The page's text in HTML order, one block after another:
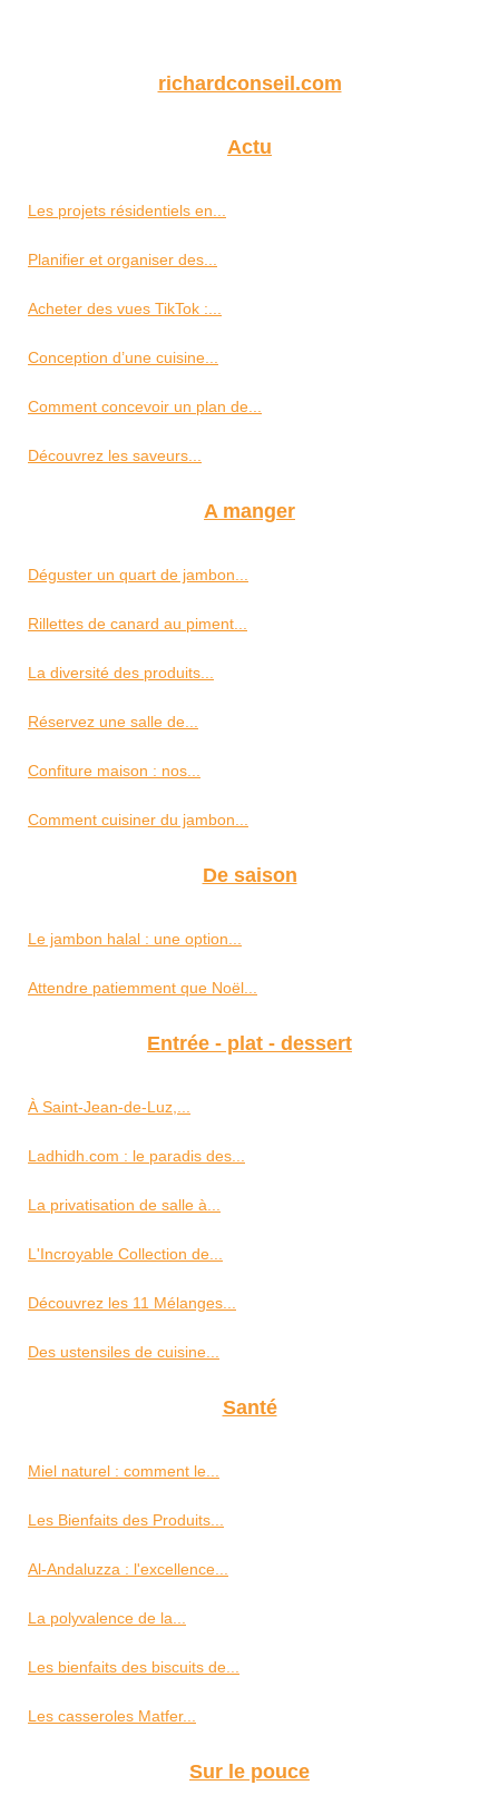
richardconseil.com
Actu
Les projets résidentiels en...
Planifier et organiser des...
Acheter des vues TikTok :...
Conception d’une cuisine...
Comment concevoir un plan de...
Découvrez les saveurs...
A manger
Déguster un quart de jambon...
Rillettes de canard au piment...
La diversité des produits...
Réservez une salle de...
Confiture maison : nos...
Comment cuisiner du jambon...
De saison
Le jambon halal : une option...
Attendre patiemment que Noël...
Entrée - plat - dessert
À Saint‑Jean‑de‑Luz,...
Ladhidh.com : le paradis des...
La privatisation de salle à...
L'Incroyable Collection de...
Découvrez les 11 Mélanges...
Des ustensiles de cuisine...
Santé
Miel naturel : comment le...
Les Bienfaits des Produits...
Al-Andaluzza : l'excellence...
La polyvalence de la...
Les bienfaits des biscuits de...
Les casseroles Matfer...
Sur le pouce